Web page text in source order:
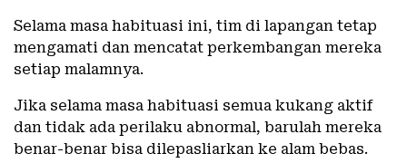
Selama masa habituasi ini, tim di lapangan tetap
mengamati dan mencatat perkembangan mereka
setiap malamnya.
Jika selama masa habituasi semua kukang aktif
dan tidak ada perilaku abnormal, barulah mereka
benar-benar bisa dilepasliarkan ke alam bebas.